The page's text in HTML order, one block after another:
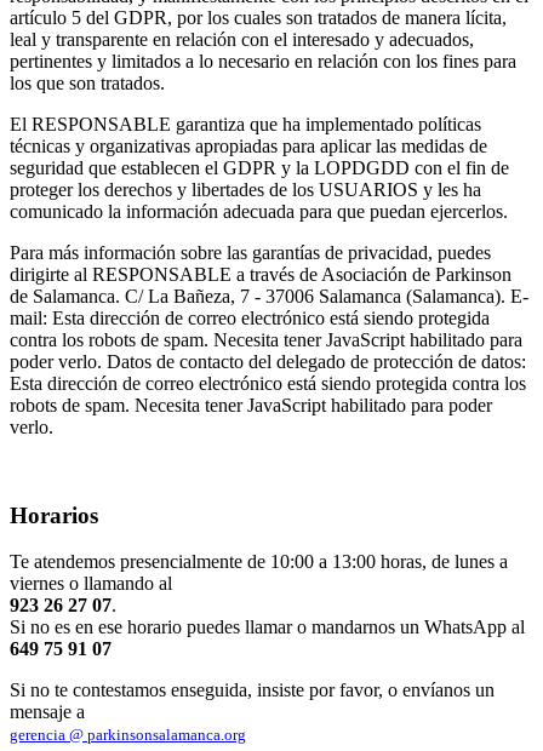
artículo 5 del GDPR, por los cuales son tratados de manera lícita,
leal y transparente en relación con el interesado y adecuados,
pertinentes y limitados a lo necesario en relación con los fines para
los que son tratados.
El RESPONSABLE garantiza que ha implementado políticas
técnicas y organizativas apropiadas para aplicar las medidas de
seguridad que establecen el GDPR y la LOPDGDD con el fin de
proteger los derechos y libertades de los USUARIOS y les ha
comunicado la información adecuada para que puedan ejercerlos.
Para más información sobre las garantías de privacidad, puedes
dirigirte al RESPONSABLE a través de Asociación de Parkinson
de Salamanca. C/ La Bañeza, 7 - 37006 Salamanca (Salamanca). E-
mail: Esta dirección de correo electrónico está siendo protegida
contra los robots de spam. Necesita tener JavaScript habilitado para
poder verlo. Datos de contacto del delegado de protección de datos:
Esta dirección de correo electrónico está siendo protegida contra los
robots de spam. Necesita tener JavaScript habilitado para poder
verlo.
Horarios
Te atendemos presencialmente de 10:00 a 13:00 horas, de lunes a
viernes o llamando al
923 26 27 07.
Si no es en ese horario puedes llamar o mandarnos un WhatsApp al
649 75 91 07
Si no te contestamos enseguida, insiste por favor, o envíanos un
mensaje a
gerencia @ parkinsonsalamanca.org